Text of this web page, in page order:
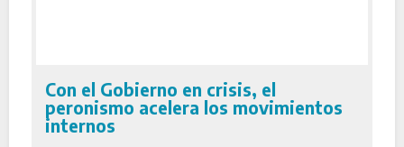
Con el Gobierno en crisis, el
peronismo acelera los movimientos
internos